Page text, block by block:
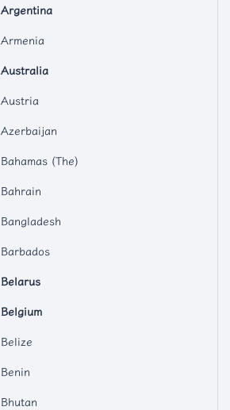
Argentina
Armenia
Australia
Austria
Azerbaijan
Bahamas (The)
Bahrain
Bangladesh
Barbados
Belarus
Belgium
Belize
Benin
Bhutan